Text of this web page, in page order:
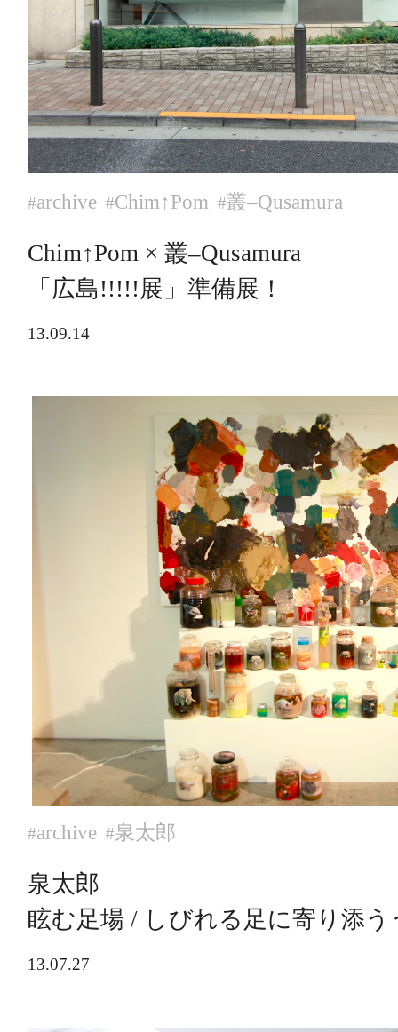
#archive #Chim↑Pom #叢‒Qusamura
Chim↑Pom × 叢‒Qusamura
「広島!!!!!展」準備展！
13.09.14
#archive #泉太郎
泉太郎
眩む足場 / しびれる足に寄り添う
13.07.27